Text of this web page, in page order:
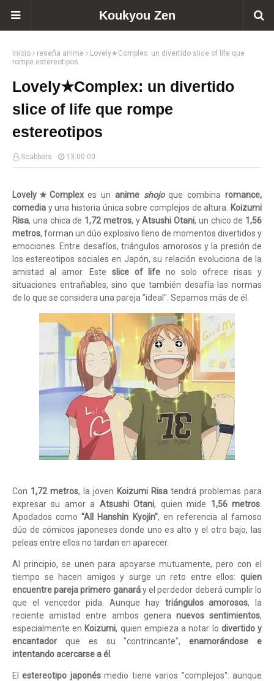
Koukyou Zen
Inicio reseña anime
Lovely★Complex: un divertido slice of life que
rompe estereotipos
Lovely★Complex: un divertido
slice of life que rompe
estereotipos
Scabbers 13:00:00
Lovely★Complexes un anime shojo que combinaromance,
comedia y una historia única sobre complejos de altura.
Koizumi
Risa, una chica de 1,72 metros, yAtsushi Otani, un chico de 1,56
metros, forman un dúo explosivo lleno de momentos divertidos y
emociones. Entre desafíos, triángulos amorosos y la presión de
los estereotipos sociales en Japón, su relación evoluciona de la
amistad al amor. Este slice of life no solo ofrece risas y
situaciones entrañables, sino que también desafía las normas
de lo que se considera una pareja "ideal". Sepamos más de él.
Con 1,72 metros, la joven Koizumi Risa tendrá problemas para
expresar su amor a Atsushi Otani, quien mide 1,56 metros
Apodados como"All Hanshin Kyojin", en referencia al famoso
dúo de cómicos japoneses donde uno es alto y el otro bajo, las
peleas entre ellos no tardan en aparecer.
Al principio, se unen para apoyarse mutuamente, pero con el
tiempo se hacen amigos y surge un reto entre ellos: quien
encuentre pareja primero ganaráy el perdedor deberá cumplir lo
que el vencedor pida. Aunque hay triángulos amorosos, la
reciente amistad entre ambos genera nuevos sentimientos,
especialmente en Koizumi, quien empieza a notar lo divertido y
encantador que es su "contrincante",enamorándose e
intentando acercarse a él
Elestereotipo japonésmedio tiene varios "complejos": aunque